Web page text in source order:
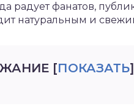
радует фанатов,
натуральным и
[ПОКАЗАТЬ]